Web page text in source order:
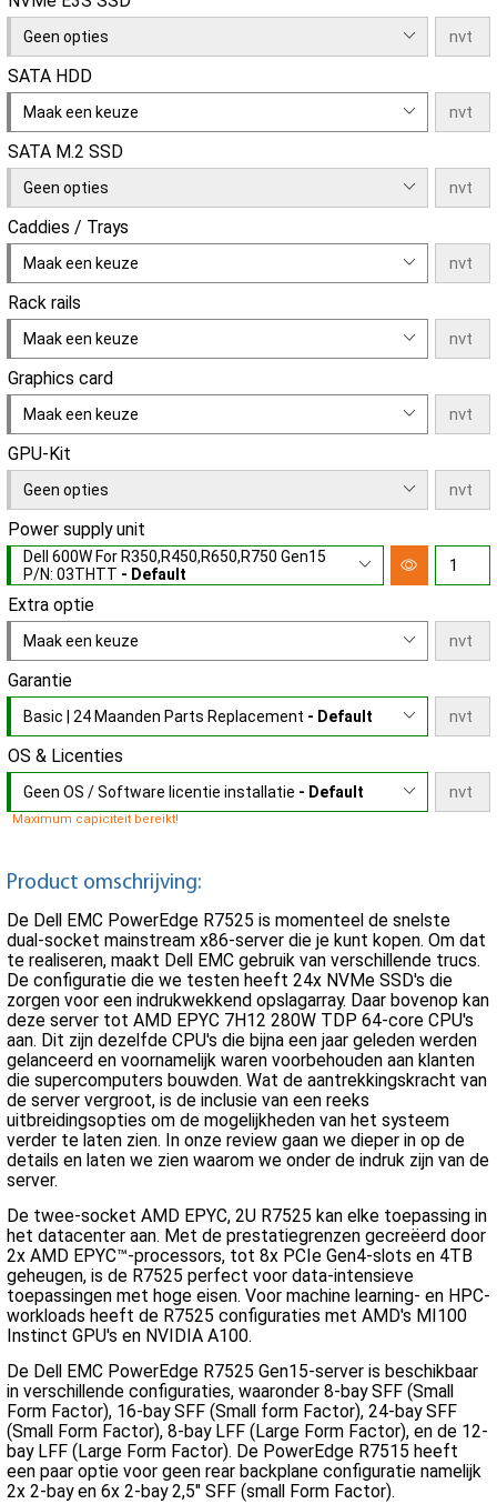
Geen opties
SATA HDD
Maak een keuze
SATA M.2 SSD
Geen opties
Caddies / Trays
Maak een keuze
Rack rails
Maak een keuze
Graphics card
Maak een keuze
GPU-Kit
Geen opties
Power supply unit
Dell 600W For R350,R450,R650,R750 Gen15
P/N: 03THTT - Default
Extra optie
Maak een keuze
Garantie
Basic | 24 Maanden Parts Replacement - Default
OS & Licenties
Geen OS / Software licentie installatie - Default
Maximum capiciteit bereikt!
Product omschrijving:
De Dell EMC PowerEdge R7525 is momenteel de snelste
dual-socket mainstream x86-server die je kunt kopen. Om dat
te realiseren, maakt Dell EMC gebruik van verschillende trucs.
De configuratie die we testen heeft 24x NVMe SSD's die
zorgen voor een indrukwekkend opslagarray. Daar bovenop kan
deze server tot AMD EPYC 7H12 280W TDP 64-core CPU's
aan. Dit zijn dezelfde CPU's die bijna een jaar geleden werden
gelanceerd en voornamelijk waren voorbehouden aan klanten
die supercomputers bouwden. Wat de aantrekkingskracht van
de server vergroot, is de inclusie van een reeks
uitbreidingsopties om de mogelijkheden van het systeem
verder te laten zien. In onze review gaan we dieper in op de
details en laten we zien waarom we onder de indruk zijn van de
server.
De twee-socket AMD EPYC, 2U R7525 kan elke toepassing in
het datacenter aan. Met de prestatiegrenzen gecreëerd door
2x AMD EPYC™-processors, tot 8x PCIe Gen4-slots en 4TB
geheugen, is de R7525 perfect voor data-intensieve
toepassingen met hoge eisen. Voor machine learning- en HPC-
workloads heeft de R7525 configuraties met AMD's MI100
Instinct GPU's en NVIDIA A100.
De Dell EMC PowerEdge R7525 Gen15-server is beschikbaar
in verschillende configuraties, waaronder 8-bay SFF (Small
Form Factor), 16-bay SFF (Small form Factor), 24-bay SFF
(Small Form Factor), 8-bay LFF (Large Form Factor), en de 12-
bay LFF (Large Form Factor). De PowerEdge R7515 heeft
een paar optie voor geen rear backplane configuratie namelijk
2x 2-bay en 6x 2-bay 2,5" SFF (small Form Factor).